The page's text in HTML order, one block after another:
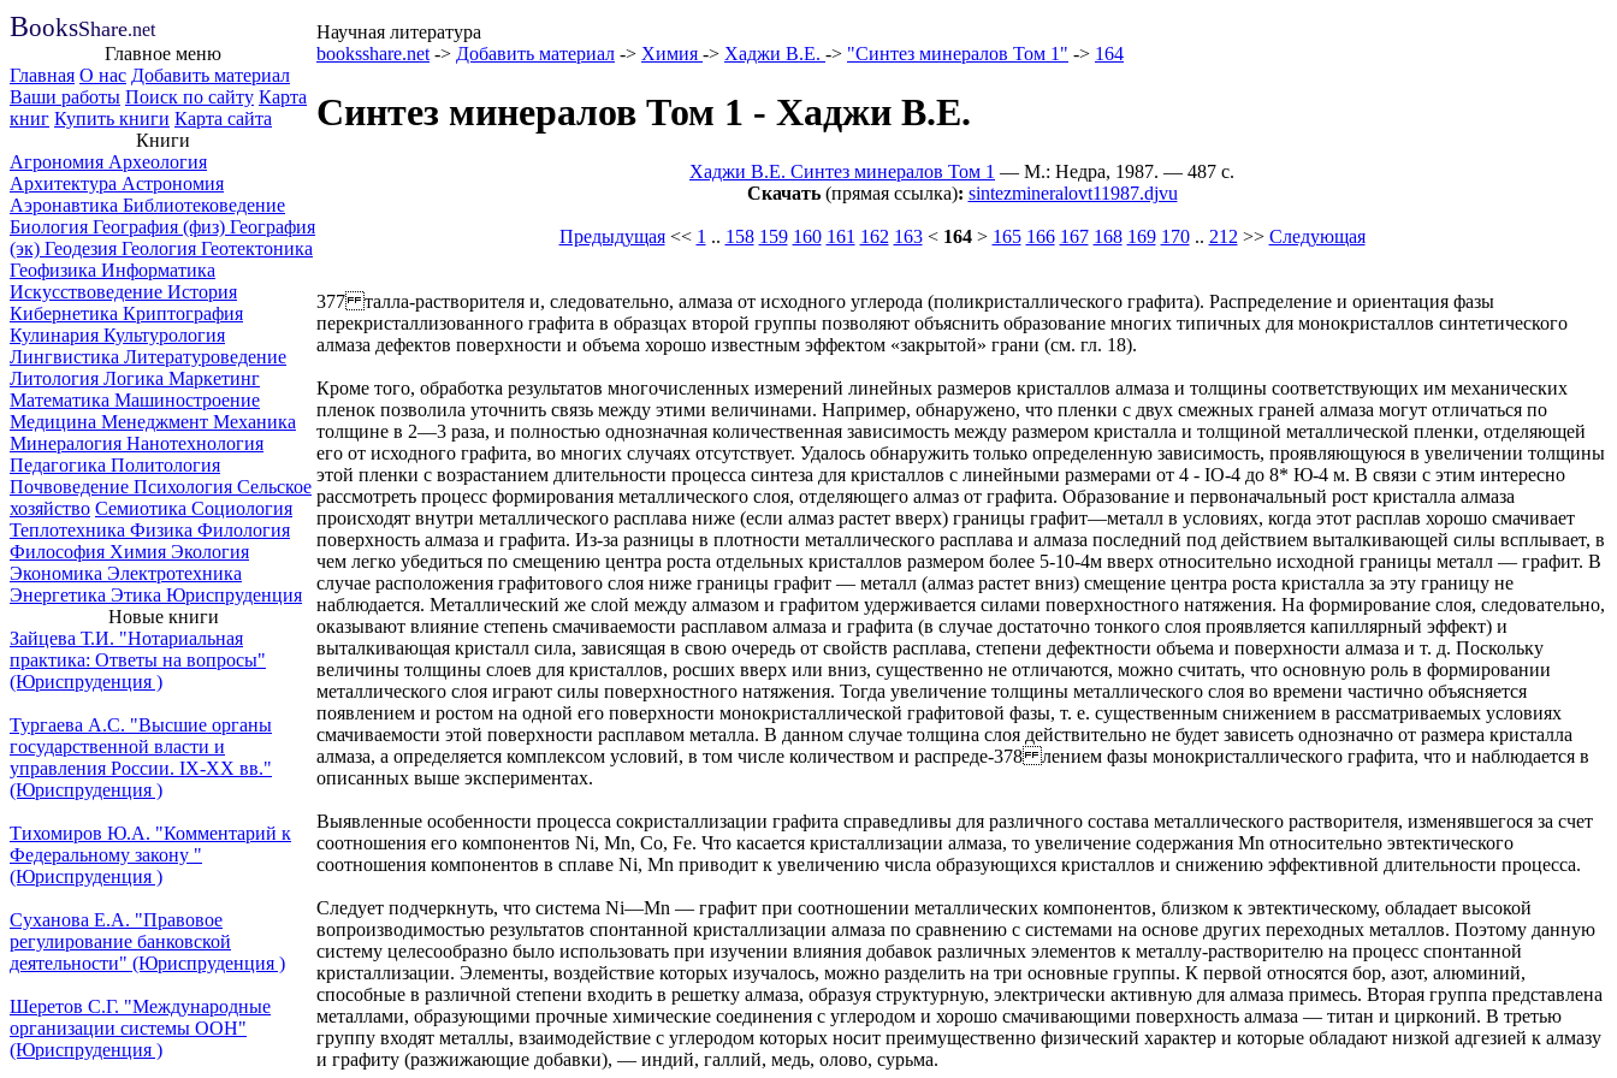
BooksShare.net
Научная литература
Главное меню
Главная О нас Добавить материал
Ваши работы Поиск по сайту Карта
книг Купить книги Карта сайта
Книги
Агрономия Археология
Архитектура Астрономия
Аэронавтика Библиотековедение
Биология География (физ) География
(эк) Геодезия Геология Геотектоника
Геофизика Информатика
Искусствоведение История
Кибернетика Криптография
Кулинария Культурология
Лингвистика Литературоведение
Литология Логика Маркетинг
Математика Машиностроение
Медицина Менеджмент Механика
Минералогия Нанотехнология
Педагогика Политология
Почвоведение Психология Сельское
хозяйство Семиотика Социология
Теплотехника Физика Филология
Философия Химия Экология
Экономика Электротехника
Энергетика Этика Юриспруденция
Новые книги
Зайцева Т.И. "Нотариальная
практика: Ответы на вопросы"
(Юриспруденция )
Тургаева А.С. "Высшие органы
государственной власти и
управления России. IХ-ХХ вв."
(Юриспруденция )
Тихомиров Ю.А. "Комментарий к
Федеральному закону "
(Юриспруденция )
Суханова Е.А. "Правовое
регулирование банковской
деятельности" (Юриспруденция )
Шеретов С.Г. "Международные
организации системы ООН"
(Юриспруденция )
booksshare.net -> Добавить материал -> Химия -> Хаджи В.Е. -> "Синтез минералов Том 1" -> 164
Синтез минералов Том 1 - Хаджи В.Е.
Хаджи В.Е. Синтез минералов Том 1 — М.: Недра, 1987. — 487 c.
Скачать(прямая ссылка): sintezmineralovt11987.djvu
Предыдущая<< 1 .. 158 159 160 161 162 163< 164> 165 166 167 168 169 170.. 212 >> Следующая
377 талла-растворителя и, следовательно, алмаза от исходного углерода (поликристаллического графита). Распределение и ориентация фазы
перекристаллизованного графита в образцах второй группы позволяют объяснить образование многих типичных для монокристаллов синтетического
алмаза дефектов поверхности и объема хорошо известным эффектом «закрытой» грани (см. гл. 18).
Кроме того, обработка результатов многочисленных измерений линейных размеров кристаллов алмаза и толщины соответствующих им механических
пленок позволила уточнить связь между этими величинами. Например, обнаружено, что пленки с двух смежных граней алмаза могут отличаться по
толщине в 2—3 раза, и полностью однозначная количественная зависимость между размером кристалла и толщиной металлической пленки, отделяющей
его от исходного графита, во многих случаях отсутствует. Удалось обнаружить только определенную зависимость, проявляющуюся в увеличении толщины
этой пленки с возрастанием длительности процесса синтеза для кристаллов с линейными размерами от 4 - IO-4 до 8* Ю-4 м. В связи с этим интересно
рассмотреть процесс формирования металлического слоя, отделяющего алмаз от графита. Образование и первоначальный рост кристалла алмаза
происходят внутри металлического расплава ниже (если алмаз растет вверх) границы графит—металл в условиях, когда этот расплав хорошо смачивает
поверхность алмаза и графита. Из-за разницы в плотности металлического расплава и алмаза последний под действием выталкивающей силы всплывает, в
чем легко убедиться по смещению центра роста отдельных кристаллов размером более 5-10-4м вверх относительно исходной границы металл — графит. В
случае расположения графитового слоя ниже границы графит — металл (алмаз растет вниз) смещение центра роста кристалла за эту границу не
наблюдается. Металлический же слой между алмазом и графитом удерживается силами поверхностного натяжения. На формирование слоя, следовательно,
оказывают влияние степень смачиваемости расплавом алмаза и графита (в случае достаточно тонкого слоя проявляется капиллярный эффект) и
выталкивающая кристалл сила, зависящая в свою очередь от свойств расплава, степени дефектности объема и поверхности алмаза и т. д. Поскольку
величины толщины слоев для кристаллов, росших вверх или вниз, существенно не отличаются, можно считать, что основную роль в формировании
металлического слоя играют силы поверхностного натяжения. Тогда увеличение толщины металлического слоя во времени частично объясняется
появлением и ростом на одной его поверхности монокристаллической графитовой фазы, т. е. существенным снижением в рассматриваемых условиях
смачиваемости этой поверхности расплавом металла. В данном случае толщина слоя действительно не будет зависеть однозначно от размера кристалла
алмаза, а определяется комплексом условий, в том числе количеством и распреде-378 лением фазы монокристаллического графита, что и наблюдается в
описанных выше экспериментах.
Выявленные особенности процесса сокристаллизации графита справедливы для различного состава металлического растворителя, изменявшегося за счет
соотношения его компонентов Ni, Mn, Со, Fe. Что касается кристаллизации алмаза, то увеличение содержания Mn относительно эвтектического
соотношения компонентов в сплаве Ni, Mn приводит к увеличению числа образующихся кристаллов и снижению эффективной длительности процесса.
Следует подчеркнуть, что система Ni—Mn — графит при соотношении металлических компонентов, близком к эвтектическому, обладает высокой
вопроизводимостью результатов спонтанной кристаллизации алмаза по сравнению с системами на основе других переходных металлов. Поэтому данную
систему целесообразно было использовать при изучении влияния добавок различных элементов к металлу-растворителю на процесс спонтанной
кристаллизации. Элементы, воздействие которых изучалось, можно разделить на три основные группы. К первой относятся бор, азот, алюминий,
способные в различной степени входить в решетку алмаза, образуя структурную, электрически активную для алмаза примесь. Вторая группа представлена
металлами, образующими прочные химические соединения с углеродом и хорошо смачивающими поверхность алмаза — титан и цирконий. В третью
группу входят металлы, взаимодействие с углеродом которых носит преимущественно физический характер и которые обладают низкой адгезией к алмазу
и графиту (разжижающие добавки), — индий, галлий, медь, олово, сурьма.